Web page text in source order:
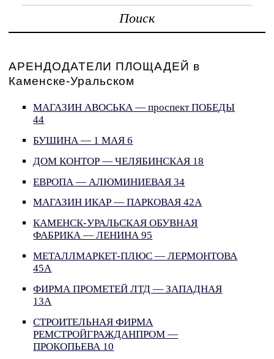
Поиск
АРЕНДОДАТЕЛИ ПЛОЩАДЕЙ в
Каменске-Уральском
МАГАЗИН АВОСЬКА — проспект ПОБЕДЫ
44
БУШИНА — 1 МАЯ 6
ДОМ КОНТОР — ЧЕЛЯБИНСКАЯ 18
ЕВРОПА — АЛЮМИНИЕВАЯ 34
МАГАЗИН ИКАР — ПАРКОВАЯ 42А
КАМЕНСК-УРАЛЬСКАЯ ОБУВНАЯ
ФАБРИКА — ЛЕНИНА 95
МЕТАЛЛМАРКЕТ-ПЛЮС — ЛЕРМОНТОВА
45А
ФИРМА ПРОМЕТЕЙ ЛТД — ЗАПАДНАЯ
13А
СТРОИТЕЛЬНАЯ ФИРМА
РЕМСТРОЙГРАЖДАНПРОМ —
ПРОКОПЬЕВА 10